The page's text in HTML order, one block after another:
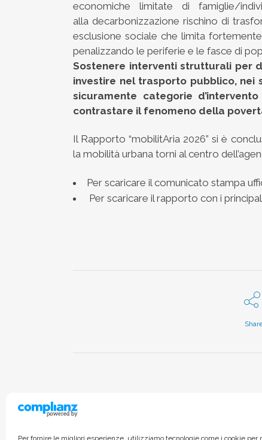
Per fornire le migliori esperienze, utilizziamo tecnologie come i cookie per
economiche limitate di famiglie/
alla decarbonizzazione rischino di
esclusione sociale che limita
penalizzando le periferie e le fasce di
Sostenere interventi strutturali per
investire nel trasporto pubblico, nei
sicuramente categorie
contrastare il fenomeno della
Il Rapporto “mobilitAria 2026” si è
la mobilità urbana torni al centro
Per scaricare il comunicato stampa
Per scaricare il rapporto con i